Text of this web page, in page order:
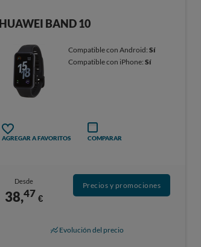
HUAWEI BAND 10
Compatible con Android: Sí
Compatible con iPhone: Sí
AGREGAR A FAVORITOS COMPARAR
Desde
38,47 €
Precios y promociones
Evolución del precio